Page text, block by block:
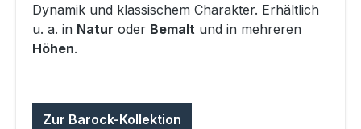
Dynamik und klassischem Charakter. Erhältlich
u. a. in Natur oder Bemalt und in mehreren
Höhen.
Zur Barock-Kollektion